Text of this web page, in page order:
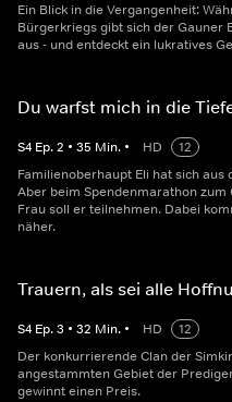
Ein Blick in die Vergangenheit:
Bürgerkriegs gibt sich der Gauner
aus - und entdeckt ein lukratives
Du warfst mich in die
S4 Ep.2 • 35 Min. • HD
12
Familienoberhaupt Eli hat sich aus
Aber beim Spendenmarathon
Frau soll er teilnehmen. Dabei
näher.
Trauern, als sei alle
S4 Ep.3 • 32 Min. • HD
12
Der konkurrierende Clan der
angestammten Gebiet der
gewinnt einen Preis.